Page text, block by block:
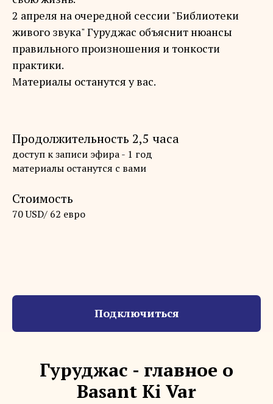
2 апреля на очередной сессии "Библиотеки
живого звука" Гуруджас объяснит нюансы
правильного произношения и тонкости
практики.
Материалы останутся у вас.
Продолжительность 2,5 часа
доступ к записи эфира - 1 год
материалы останутся с вами
Стоимость
70 USD/ 62 евро
Подключиться
Гуруджас - главное о
Basant Ki Var